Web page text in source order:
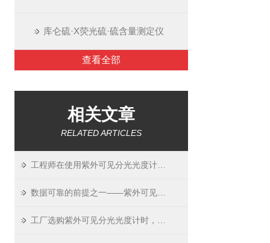
库仑硫·X荧光硫·硫含量测定仪
查看全部
相关文章
RELATED ARTICLES